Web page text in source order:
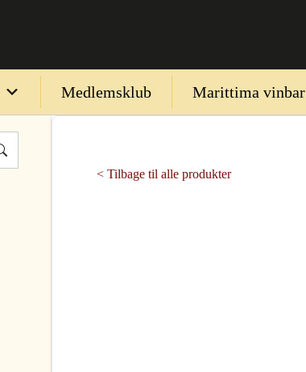
Medlemsklub Marittima vinbar
< Tilbage til alle produkter